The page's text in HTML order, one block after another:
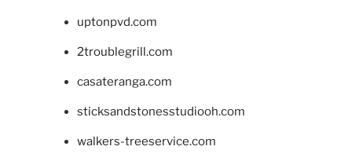
uptonpvd.com
2troublegrill.com
casateranga.com
sticksandstonesstudiooh.com
walkers-treeservice.com